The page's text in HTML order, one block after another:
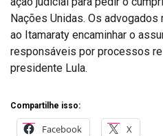
Nações Unidas. Os
ao Itamaraty encaminhar o
responsáveis por processos
presidente Lula.
Compartilhe isso:
Facebook X